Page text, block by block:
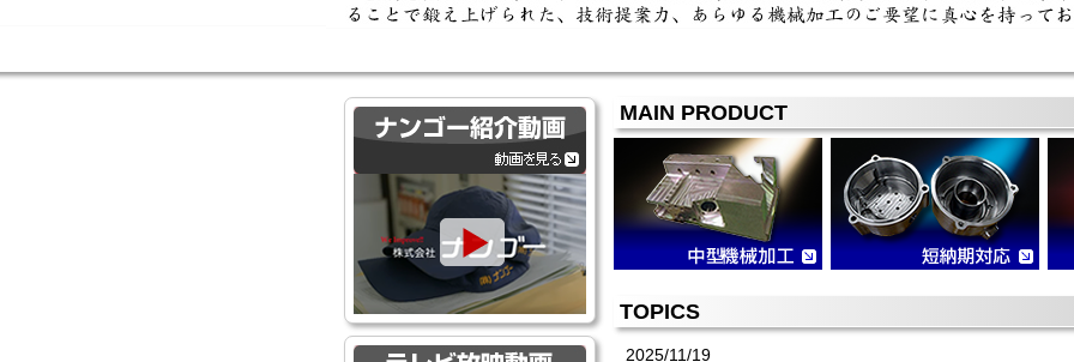
MAIN PRODUCT
TOPICS
2025/11/19